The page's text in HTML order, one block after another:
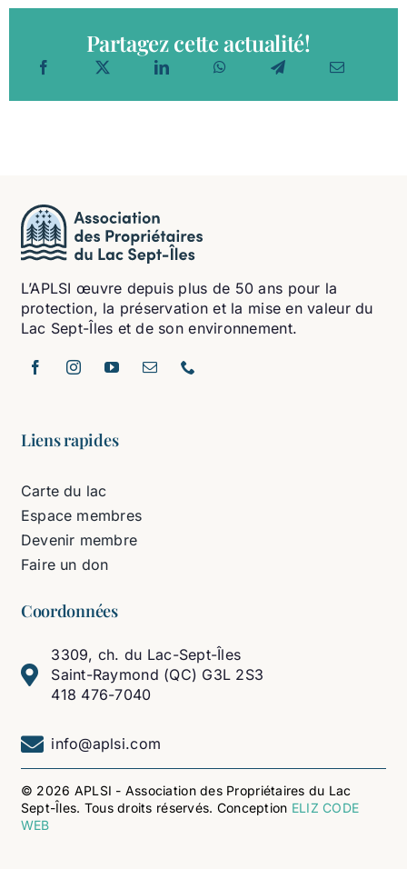
Partagez cette actualité!
L’APLSI œuvre depuis plus de 50 ans pour la
protection, la préservation et la mise en valeur du
Lac Sept-Îles et de son environnement.
Liens rapides
Carte du lac
Espace membres
Devenir membre
Faire un don
Coordonnées
3309, ch. du Lac-Sept-Îles
Saint-Raymond (QC) G3L 2S3
418 476-7040
info@aplsi.com
© 2026 APLSI - Association des Propriétaires du Lac
Sept-Îles. Tous droits réservés. Conception ELIZ CODE
WEB